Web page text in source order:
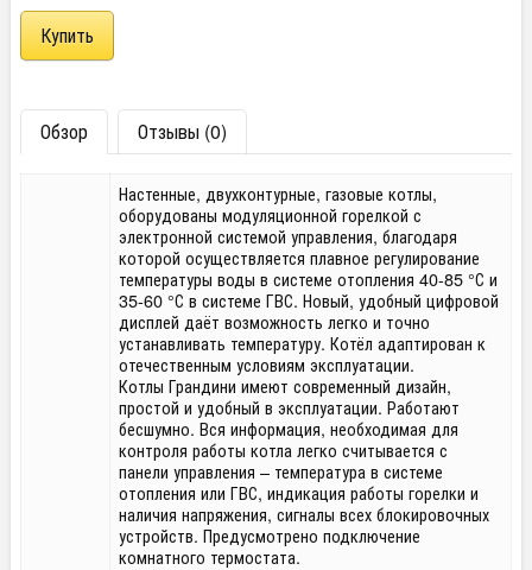
Обзор Отзывы (0)
Настенные, двухконтурные, газовые котлы,
оборудованы модуляционной горелкой с
электронной системой управления, благодаря
которой осуществляется плавное регулирование
температуры воды в системе отопления 40-85 °С и
35-60 °С в системе ГВС. Новый, удобный цифровой
дисплей даёт возможность легко и точно
устанавливать температуру. Котёл адаптирован к
отечественным условиям эксплуатации.
Котлы Грандини имеют современный дизайн,
простой и удобный в эксплуатации. Работают
бесшумно. Вся информация, необходимая для
контроля работы котла легко считывается с
панели управления – температура в системе
отопления или ГВС, индикация работы горелки и
наличия напряжения, сигналы всех блокировочных
устройств. Предусмотрено подключение
комнатного термостата.